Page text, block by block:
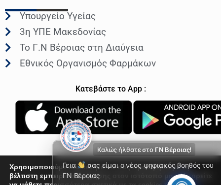
Υπουργείο Υγείας
3η ΥΠΕ Μακεδονίας
Το Γ.Ν Βέροιας στη Διαύγεια
Εθνικός Οργανισμός Φαρμάκων
Κατεβάστε το App :
Καλώς ήλθατε στο ΓΝ Βέροιας!
Γεια
σας είμαι ο νέος ψηφιακός βοηθός του
ΓΝ Βέροιας
Χρησιμοποιούμε cookies για να σας προσφέρουμε τη
βέλτιστη εμπειρία πλοήγησης στον ιστότοπό μας. Μπορείτε